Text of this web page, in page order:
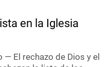
en la Iglesia
El rechazo de Dios y el